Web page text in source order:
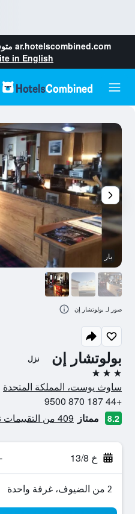
ar.hotelscombined.com
in English
بولوتشار إن نزل
3 نجوم
ساوث يوست، المملكة المتحدة
+44 187 870 9500
8.2 ممتاز 409 من التقييمات تم التحقق منها
خ 13/8 -
2 من الضيوف، غرفة واحدة
بار
صور لـ بولوتشار إن